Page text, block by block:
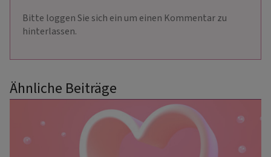
Bitte loggen Sie sich ein um einen Kommentar zu
hinterlassen.
Ähnliche Beiträge